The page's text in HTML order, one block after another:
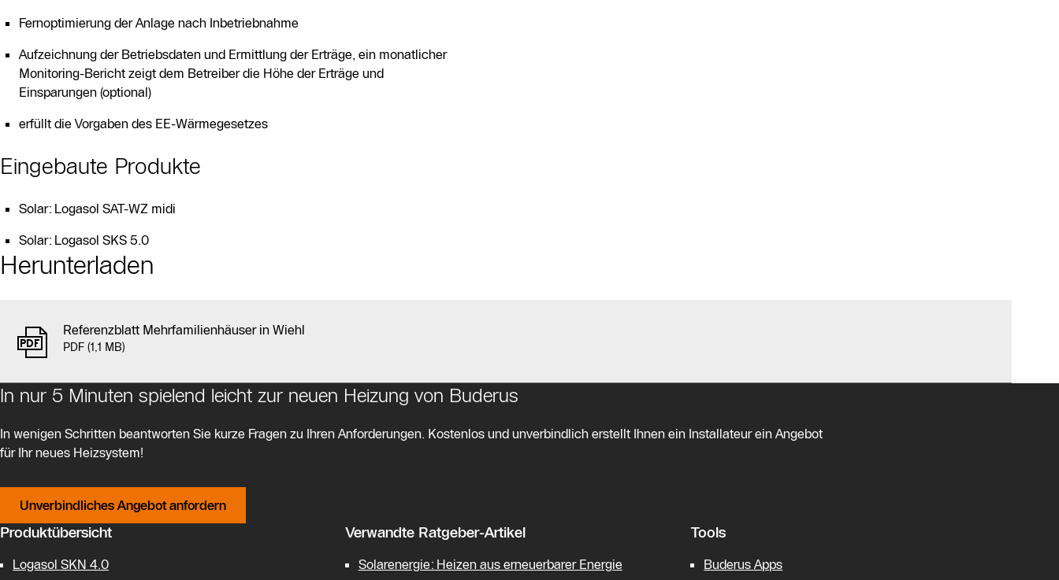
Fernoptimierung der Anlage nach Inbetriebnahme
Aufzeichnung der Betriebsdaten und Ermittlung der Erträge, ein monatlicher
Monitoring-Bericht zeigt dem Betreiber die Höhe der Erträge und
Einsparungen (optional)
erfüllt die Vorgaben des EE-Wärmegesetzes
Eingebaute Produkte
Solar: Logasol SAT-WZ midi
Solar: Logasol SKS 5.0
Herunterladen
Referenzblatt Mehrfamilienhäuser in Wiehl
PDF (1,1 MB)
In nur 5 Minuten spielend leicht zur neuen Heizung von Buderus
In wenigen Schritten beantworten Sie kurze Fragen zu Ihren Anforderungen. Kostenlos und unverbindlich erstellt Ihnen ein Installateur ein Angebot
für Ihr neues Heizsystem!
Unverbindliches Angebot anfordern
Produktübersicht
Logasol SKN 4.0
Verwandte Ratgeber-Artikel
Solarenergie: Heizen aus erneuerbarer Energie
Tools
Buderus Apps